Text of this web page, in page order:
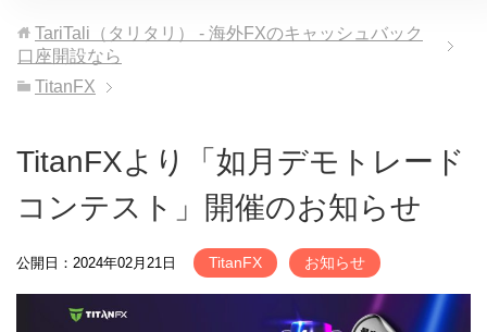
TariTali（タリタリ） - 海外FXのキャッシュバック
口座開設なら
TitanFX
TitanFXより「如月デモトレード
コンテスト」開催のお知らせ
公開日：2024年02月21日 TitanFX お知らせ